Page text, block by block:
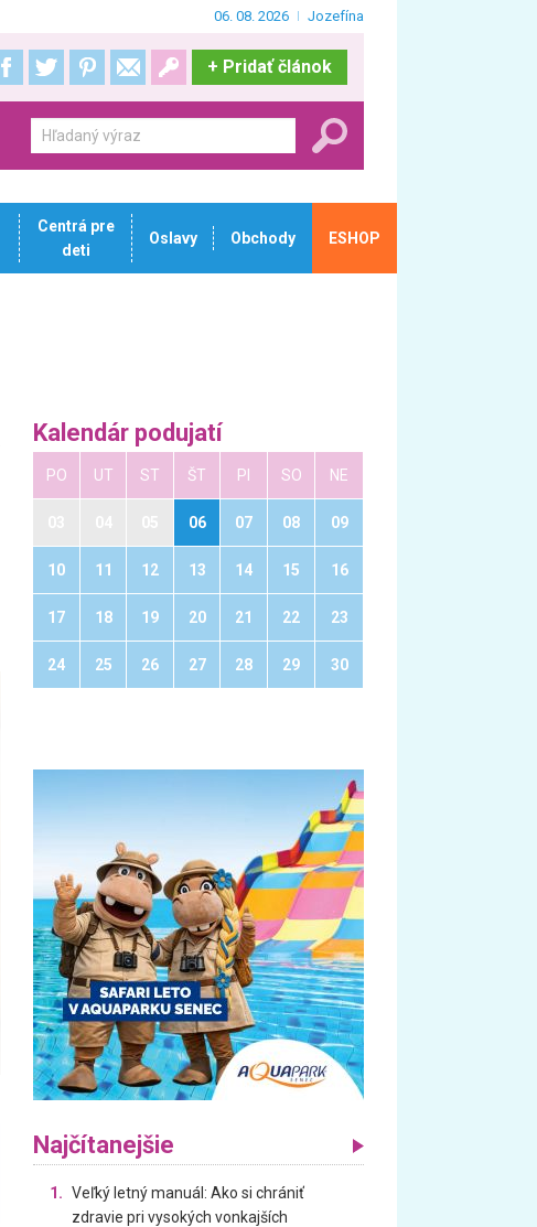
06. 08. 2026 Jozefína
+ Pridať článok
Centrá pre
deti
Oslavy Obchody ESHOP
Kalendár podujatí
PO UT ST ŠT PI SO NE
06 07 08 09
10 11 12 13 14 15 16
17 18 19 20 21 22 23
24 25 26 27 28 29 30
Najčítanejšie
1. Veľký letný manuál: Ako si chrániť
zdravie pri vysokých vonkajších